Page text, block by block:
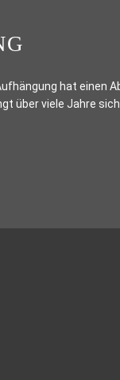
hat einen
über viele Jahre